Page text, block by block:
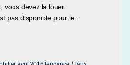
vous devez la louer.
pas disponible pour le...